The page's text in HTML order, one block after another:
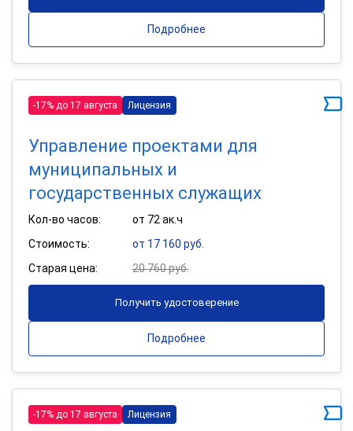
Подробнее
-17% до 17 августа Лицензия
Управление проектами для
муниципальных и
государственных служащих
Кол-во часов:
от 72 ак.ч
Стоимость:
от 17 160 руб.
Старая цена:
20 760 руб.
Получить удостоверение
Подробнее
-17% до 17 августа Лицензия